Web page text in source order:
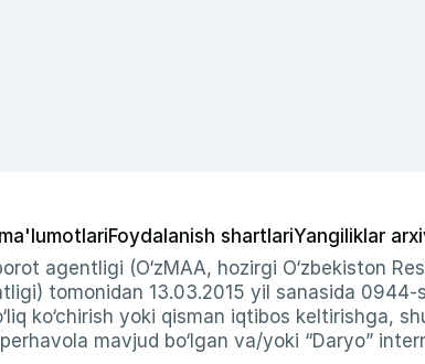
Foydalanish shartlariYangiliklar
agentligi (O‘zMAA, hozirgi O‘zbekiston
tomonidan 13.03.2015 yil sanasida
ko‘chirish yoki qisman iqtibos keltirishga,
mavjud bo‘lgan va/yoki “Daryo”